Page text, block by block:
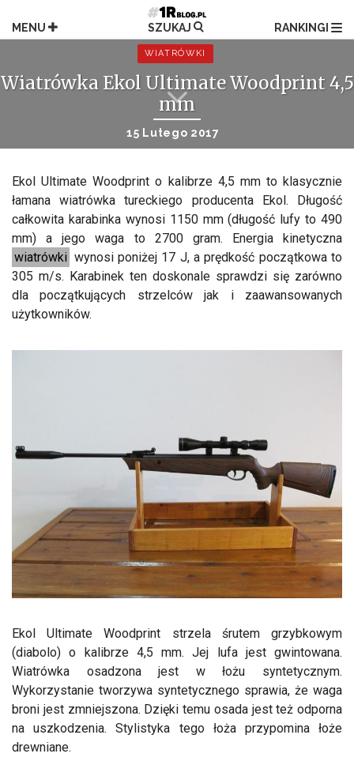
do
treści
MENU SZUKAJ RANKINGI
WIATRÓWKI
Wiatrówka Ekol Ultimate Woodprint 4,5
mm
15 Lutego 2017
Ekol Ultimate Woodprint o kalibrze 4,5 mm to klasycznie
łamana wiatrówka tureckiego producenta Ekol. Długość
całkowita karabinka wynosi 1150 mm (długość lufy to 490
mm) a jego waga to 2700 gram. Energia kinetyczna
wiatrówki wynosi poniżej 17 J, a prędkość początkowa to
305 m/s. Karabinek ten doskonale sprawdzi się zarówno
dla początkujących strzelców jak i zaawansowanych
użytkowników.
Ekol Ultimate Woodprint strzela śrutem grzybkowym
(diabolo) o kalibrze 4,5 mm. Jej lufa jest gwintowana.
Wiatrówka osadzona jest w łożu syntetycznym.
Wykorzystanie tworzywa syntetycznego sprawia, że waga
broni jest zmniejszona. Dzięki temu osada jest też odporna
na uszkodzenia. Stylistyka tego łoża przypomina łoże
drewniane.